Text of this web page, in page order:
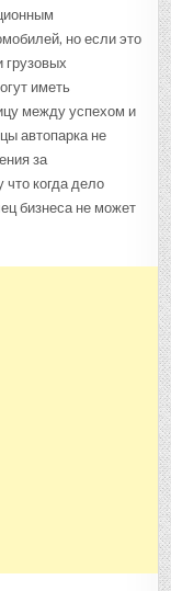
но если это
грузовых
иметь
между успехом и
автопарка не
за
что когда дело
бизнеса не может